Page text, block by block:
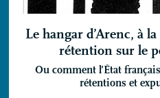
Le hangar d’Arenc, à
rétention sur le
Ou comment l’État
rétentions et